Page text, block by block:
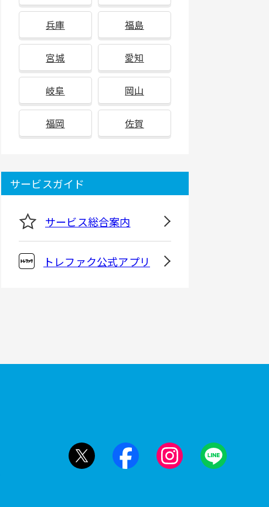
兵庫 福島
宮城 愛知
岐阜 岡山
福岡 佐賀
サービスガイド
サービス総合案内
トレファク公式アプリ